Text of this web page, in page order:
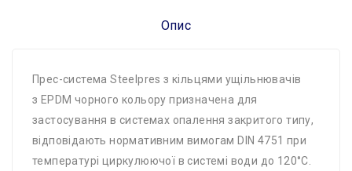
Опис
Прес-система Steelpres з кільцями ущільнювачів
з EPDM чорного кольору призначена для
застосування в системах опалення закритого типу,
відповідають нормативним вимогам DIN 4751 при
температурі циркулюючої в системі води до 120°C.